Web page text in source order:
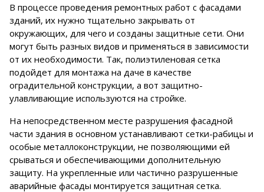
В процессе проведения ремонтных работ с фасадами
зданий, их нужно тщательно закрывать от
окружающих, для чего и созданы защитные сети. Они
могут быть разных видов и применяться в зависимости
от их необходимости. Так, полиэтиленовая сетка
подойдет для монтажа на даче в качестве
оградительной конструкции, а вот защитно-
улавливающие используются на стройке.
На непосредственном месте разрушения фасадной
части здания в основном устанавливают сетки-рабицы и
особые металлоконструкции, не позволяющими ей
срываться и обеспечивающими дополнительную
защиту. На укрепленные или частично разрушенные
аварийные фасады монтируется защитная сетка.